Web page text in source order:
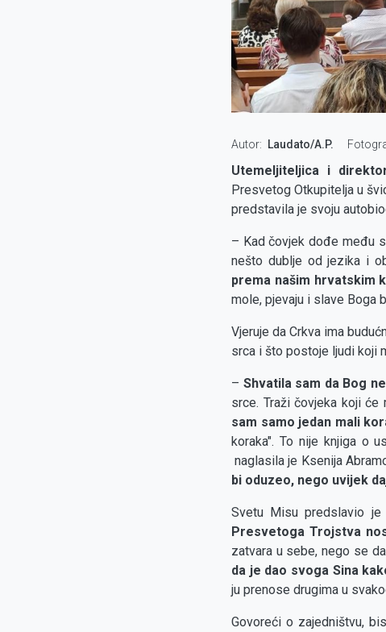
Autor Laudato/A.P.
Utemeljiteljica i
Presvetog Otkupitelja u
predstavila je svoju
– Kad čovjek dođe među
nešto dublje od jezika i
prema našim hrvatskim
mole, pjevaju i slave Boga
Vjeruje da Crkva ima
srca i što postoje ljudi koji
– Shvatila sam da Bog
srce. Traži čovjeka koji
sam samo jedan mali
koraka". To nije knjiga o
naglasila je Ksenija
bi oduzeo, nego uvijek
Svetu Misu predslavio je
Presvetoga Trojstva
zatvara u sebe, nego se
da je dao svoga Sina
ju prenose drugima u
Govoreći o zajedništvu,